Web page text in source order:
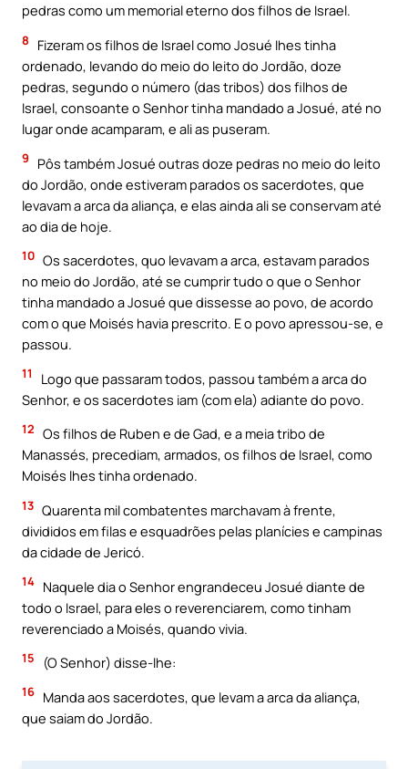
pedras como um memorial eterno dos filhos de Israel.
8
Fizeram os filhos de Israel como Josué Ihes tinha
ordenado, levando do meio do leito do Jordão, doze
pedras, segundo o número (das tribos) dos filhos de
Israel, consoante o Senhor tinha mandado a Josué, até no
lugar onde acamparam, e ali as puseram.
9
Pôs também Josué outras doze pedras no meio do leito
do Jordão, onde estiveram parados os sacerdotes, que
levavam a arca da aliança, e elas ainda ali se conservam até
ao dia de hoje.
10 Os sacerdotes, quo levavam a arca, estavam parados
no meio do Jordão, até se cumprir tudo o que o Senhor
tinha mandado a Josué que dissesse ao povo, de acordo
com o que Moisés havia prescrito. E o povo apressou-se, e
passou.
11
Logo que passaram todos, passou também a arca do
Senhor, e os sacerdotes iam (com ela) adiante do povo.
12 Os filhos de Ruben e de Gad, e a meia tribo de
Manassés, precediam, armados, os filhos de Israel, como
Moisés lhes tinha ordenado.
13 Quarenta mil combatentes marchavam à frente,
divididos em filas e esquadrões pelas planícies e campinas
da cidade de Jericó.
14 Naquele dia o Senhor engrandeceu Josué diante de
todo o Israel, para eles o reverenciarem, como tinham
reverenciado a Moisés, quando vivia.
15 (O Senhor) disse-lhe:
16 Manda aos sacerdotes, que levam a arca da aliança,
que saiam do Jordão.